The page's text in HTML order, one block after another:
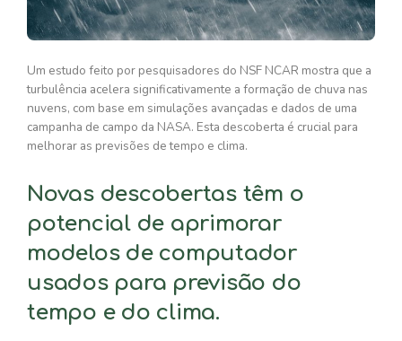
Um estudo feito por pesquisadores do NSF NCAR mostra que a
turbulência acelera significativamente a formação de chuva nas
nuvens, com base em simulações avançadas e dados de uma
campanha de campo da NASA. Esta descoberta é crucial para
melhorar as previsões de tempo e clima.
Novas descobertas têm o
potencial de aprimorar
modelos de computador
usados ​​para previsão do
tempo e do clima.